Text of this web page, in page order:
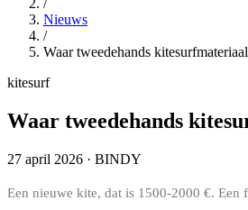
/
Nieuws
/
Waar tweedehands
kitesurf
Waar tweedehands
27 april 2026 · BINDY
Een nieuwe kite, dat is 1500-2000 €.